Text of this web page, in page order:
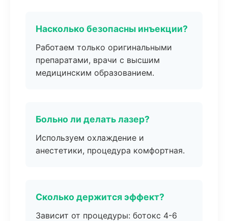
Насколько безопасны инъекции?
Работаем только оригинальными
препаратами, врачи с высшим
медицинским образованием.
Больно ли делать лазер?
Используем охлаждение и
анестетики, процедура комфортная.
Сколько держится эффект?
Зависит от процедуры: ботокс 4-6